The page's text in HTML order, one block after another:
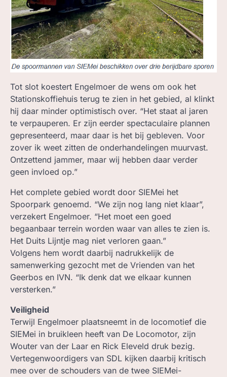
Tot slot koestert Engelmoer de wens om ook het
Stationskoffiehuis terug te zien in het gebied, al klinkt
hij daar minder optimistisch over. “Het staat al jaren
te verpauperen. Er zijn eerder spectaculaire plannen
gepresenteerd, maar daar is het bij gebleven. Voor
zover ik weet zitten de onderhandelingen muurvast.
Ontzettend jammer, maar wij hebben daar verder
geen invloed op.”
Het complete gebied wordt door SIEMei het
Spoorpark genoemd. “We zijn nog lang niet klaar”,
verzekert Engelmoer. “Het moet een goed
begaanbaar terrein worden waar van alles te zien is.
Het Duits Lijntje mag niet verloren gaan.”
Volgens hem wordt daarbij nadrukkelijk de
samenwerking gezocht met de Vrienden van het
Geerbos en IVN. “Ik denk dat we elkaar kunnen
versterken.”
Veiligheid
Terwijl Engelmoer plaatsneemt in de locomotief die
SIEMei in bruikleen heeft van De Locomotor, zijn
Wouter van der Laar en Rick Eleveld druk bezig.
Vertegenwoordigers van SDL kijken daarbij kritisch
mee over de schouders van de twee SIEMei-